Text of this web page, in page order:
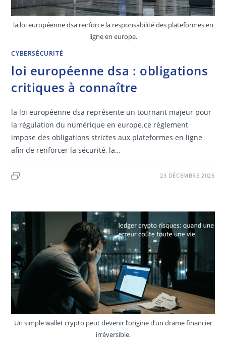
la loi européenne dsa renforce la responsabilité des plateformes en
ligne en europe.
CYBERSÉCURITÉ
loi européenne dsa : obligations
critiques à connaître
la loi européenne dsa représente un tournant majeur pour
la régulation du numérique en europe.ce règlement
impose des obligations strictes aux plateformes en ligne
afin de renforcer la sécurité, la…
23 DÉCEMBRE 2025
Un simple wallet crypto peut devenir l’origine d’un drame financier
irréversible.